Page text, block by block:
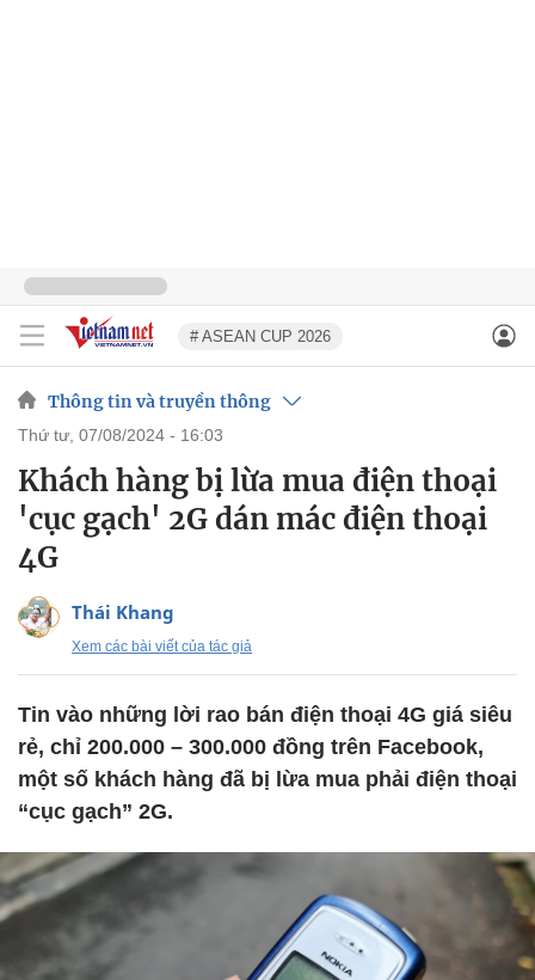
# ASEAN CUP 2026
Thông tin và truyền thông
thứ tư, 07/08/2024 - 16:03
Khách hàng bị lừa mua điện thoại
'cục gạch' 2G dán mác điện thoại
4G
Thái Khang
Xem các bài viết của tác giả
Tin vào những lời rao bán điện thoại 4G giá siêu
rẻ, chỉ 200.000 – 300.000 đồng trên Facebook,
một số khách hàng đã bị lừa mua phải điện thoại
“cục gạch” 2G.